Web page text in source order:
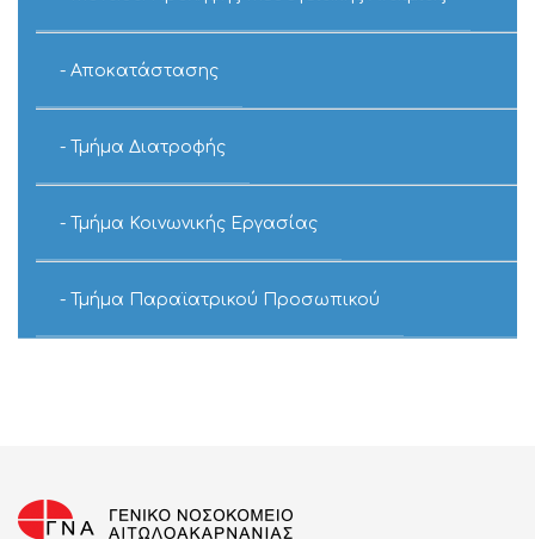
Αποκατάστασης
Τμήμα Διατροφής
Τμήμα Κοινωνικής Εργασίας
Τμήμα Παραϊατρικού Προσωπικού